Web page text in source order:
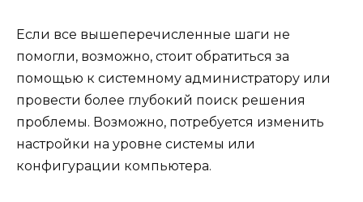
Если все вышеперечисленные шаги не
помогли, возможно, стоит обратиться за
помощью к системному администратору или
провести более глубокий поиск решения
проблемы. Возможно, потребуется изменить
настройки на уровне системы или
конфигурации компьютера.